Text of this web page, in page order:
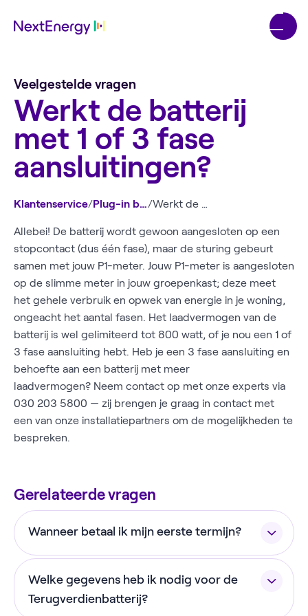
Veelgestelde vragen
Werkt de batterij
met 1 of 3 fase
aansluitingen?
Klantenservice/ Plug-in batterij/ Werkt de batterij met 1 of 3 fase aansluitingen?
Allebei! De batterij wordt gewoon aangesloten op een
stopcontact (dus één fase), maar de sturing gebeurt
samen met jouw P1-meter. Jouw P1-meter is aangesloten
op de slimme meter in jouw groepenkast; deze meet
het gehele verbruik en opwek van energie in je woning,
ongeacht het aantal fasen. Het laadvermogen van de
batterij is wel gelimiteerd tot 800 watt, of je nou een 1 of
3 fase aansluiting hebt. Heb je een 3 fase aansluiting en
behoefte aan een batterij met meer
laadvermogen? Neem contact op met onze experts via
030 203 5800 — zij brengen je graag in contact met
een van onze installatiepartners om de mogelijkheden te
bespreken.
Gerelateerde vragen
Wanneer betaal ik mijn eerste termijn?
De eerste termijn wordt circa één maand na het
afsluiten van de gespreid betalen overeenkomst
geïncasseerd via automatische incasso.
Welke gegevens heb ik nodig voor de
Terugverdienbatterij?